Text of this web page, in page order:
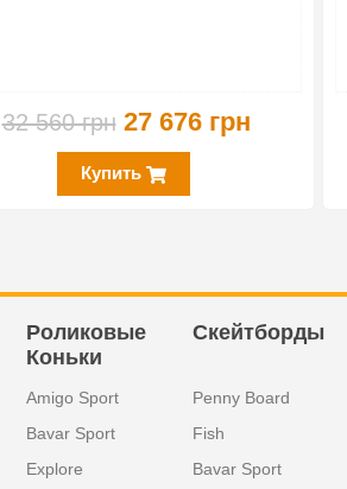
32 560 грн 27 676 грн
Купить
Роликовые
Коньки
Amigo Sport
Bavar Sport
Explore
Скейтборды
Penny Board
Fish
Bavar Sport